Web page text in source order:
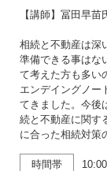
【講師】冨田早
相続と不動産は深
準備できる事はな
て考えた方も多い
エンデイングノー
てきました。今後
続と不動産に関す
に合った相続対策
時間帯